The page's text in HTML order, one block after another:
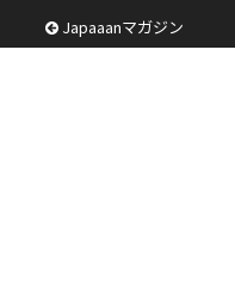
Japaaanマガジン